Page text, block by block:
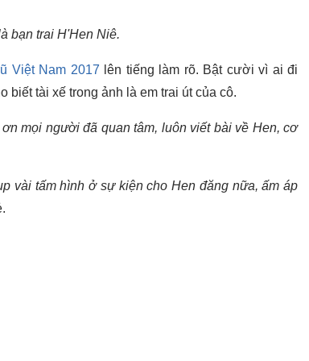
bạn trai H'Hen Niê.
Việt Nam 2017 lên tiếng làm rõ. Bật cười vì ai đi
biết tài xế trong ảnh là em trai út của cô.
mọi người đã quan tâm, luôn viết bài về Hen, cơ
vài tấm hình ở sự kiện cho Hen đăng nữa, ấm áp